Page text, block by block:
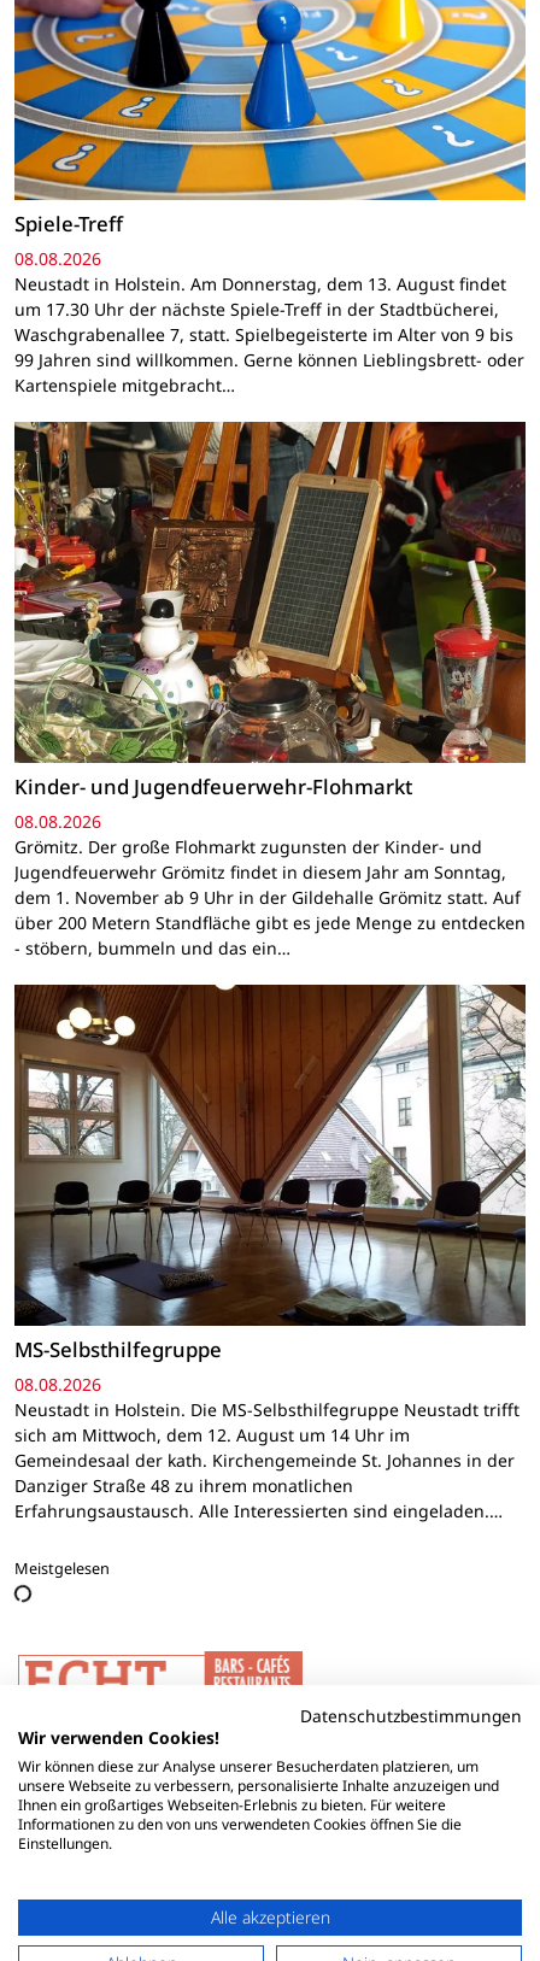
Spiele-Treff
08.08.2026
Neustadt in Holstein. Am Donnerstag, dem 13. August findet
um 17.30 Uhr der nächste Spiele-Treff in der Stadtbücherei,
Waschgrabenallee 7, statt. Spielbegeisterte im Alter von 9 bis
99 Jahren sind willkommen. Gerne können Lieblingsbrett- oder
Kartenspiele mitgebracht…
Kinder- und Jugendfeuerwehr-Flohmarkt
08.08.2026
Grömitz. Der große Flohmarkt zugunsten der Kinder- und
Jugendfeuerwehr Grömitz findet in diesem Jahr am Sonntag,
dem 1. November ab 9 Uhr in der Gildehalle Grömitz statt. Auf
über 200 Metern Standfläche gibt es jede Menge zu entdecken
- stöbern, bummeln und das ein…
MS-Selbsthilfegruppe
08.08.2026
Neustadt in Holstein. Die MS-Selbsthilfegruppe Neustadt trifft
sich am Mittwoch, dem 12. August um 14 Uhr im
Gemeindesaal der kath. Kirchengemeinde St. Johannes in der
Danziger Straße 48 zu ihrem monatlichen
Erfahrungsaustausch. Alle Interessierten sind eingeladen.…
Meistgelesen
Datenschutzbestimmungen
Wir verwenden Cookies!
Wir können diese zur Analyse unserer Besucherdaten platzieren, um
unsere Webseite zu verbessern, personalisierte Inhalte anzuzeigen und
Ihnen ein großartiges Webseiten-Erlebnis zu bieten. Für weitere
Informationen zu den von uns verwendeten Cookies öffnen Sie die
Einstellungen.
Alle akzeptieren